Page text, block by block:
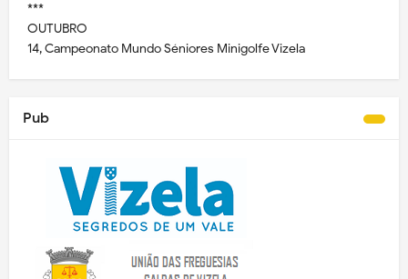
***
OUTUBRO
14, Campeonato Mundo Séniores Minigolfe Vizela
Pub